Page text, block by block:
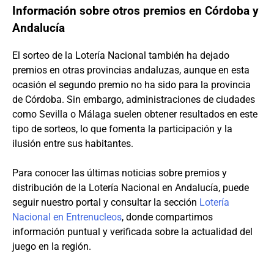
Información sobre otros premios en Córdoba y
Andalucía
El sorteo de la Lotería Nacional también ha dejado
premios en otras provincias andaluzas, aunque en esta
ocasión el segundo premio no ha sido para la provincia
de Córdoba. Sin embargo, administraciones de ciudades
como Sevilla o Málaga suelen obtener resultados en este
tipo de sorteos, lo que fomenta la participación y la
ilusión entre sus habitantes.
Para conocer las últimas noticias sobre premios y
distribución de la Lotería Nacional en Andalucía, puede
seguir nuestro portal y consultar la sección Lotería
Nacional en Entrenucleos, donde compartimos
información puntual y verificada sobre la actualidad del
juego en la región.